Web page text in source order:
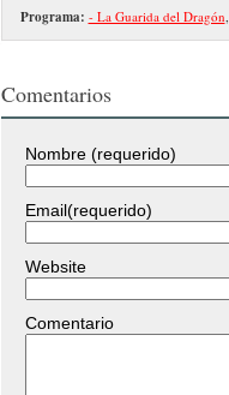
Programa: - La Guarida del Dragón,
Comentarios
Nombre (requerido)
Email(requerido)
Website
Comentario